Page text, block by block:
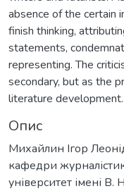
absence of the certain
finish thinking,
statements,
representing. The
secondary, but as the
literature development.
Опис
Михайлин Ігор
кафедри
університет імені В.